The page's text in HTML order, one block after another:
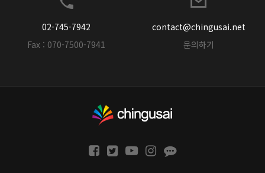
02-745-7942
Fax : 070-7500-7941
contact@chingusai.net
문의하기